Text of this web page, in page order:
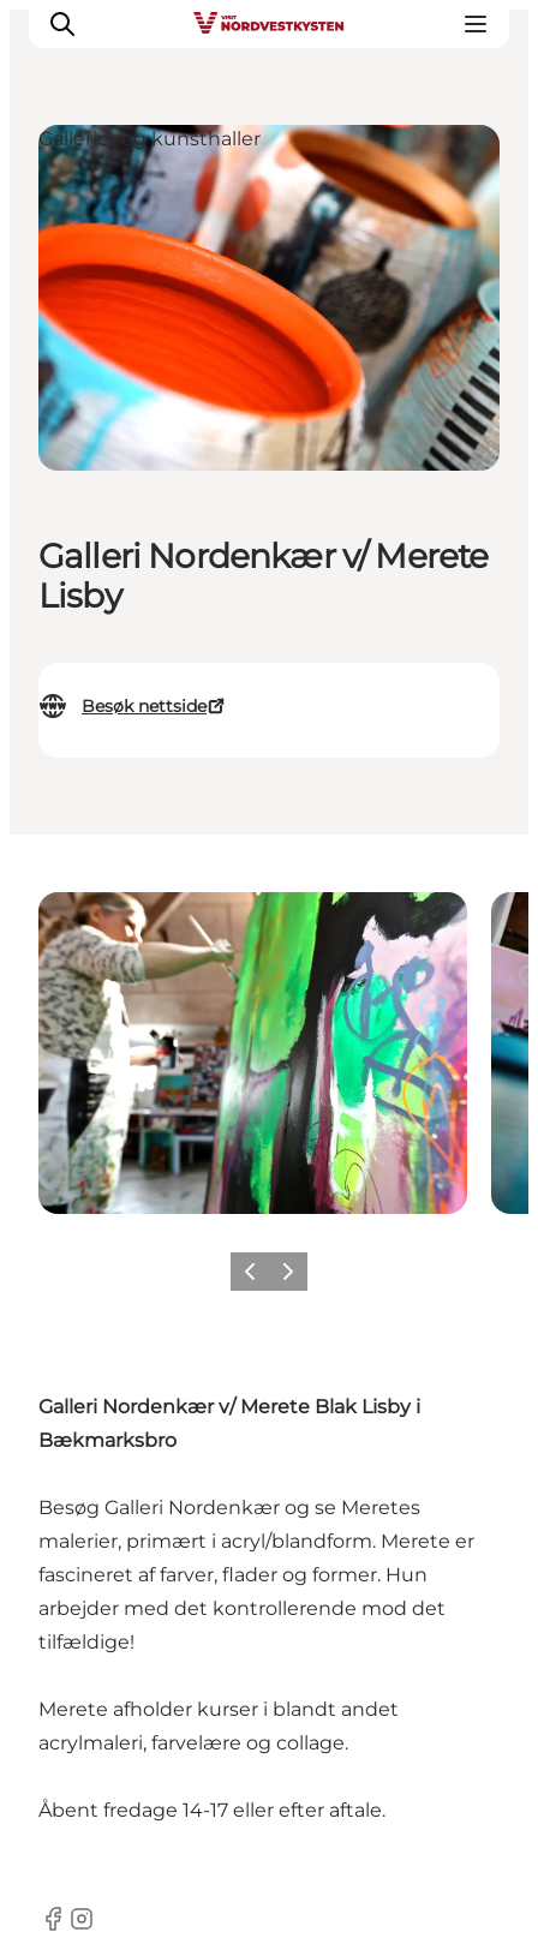
Byer og steder
Inspirasjon
Events
Overnatting
Planlegg ferien
Galleri Nordenkær v/ Merete
Lisby
Besøk nettside
Gallerier og kunsthaller
ForrigeNeste
Galleri Nordenkær v/ Merete Blak Lisby i
Bækmarksbro
Besøg Galleri Nordenkær og se Meretes
malerier, primært i acryl/blandform. Merete er
fascineret af farver, flader og former. Hun
arbejder med det kontrollerende mod det
tilfældige!
Merete afholder kurser i blandt andet
acrylmaleri, farvelære og collage.
Åbent fredage 14-17 eller efter aftale.
Facebook
Instagram